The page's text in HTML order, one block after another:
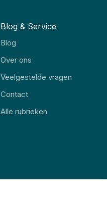
Blog & Service
Blog
Over ons
Veelgestelde vragen
Contact
Alle rubrieken